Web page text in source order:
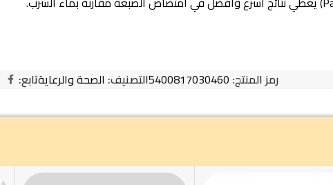
رمز المنتج: 5400817030460التصنيف: الصحة والرعايةتابع: